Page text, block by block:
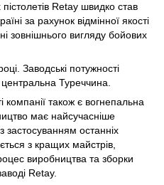
Retay швидко став
за рахунок відмінної якості
зовнішнього вигляду бойових
Заводські потужності
Туреччина.
компанії також є вогнепальна
має найсучасніше
застосуванням останніх
з кращих майстрів,
виробництва та зборки
Retay.